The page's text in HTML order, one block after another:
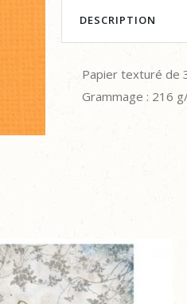
DESCRIPTION
Papier texturé de
Grammage : 216